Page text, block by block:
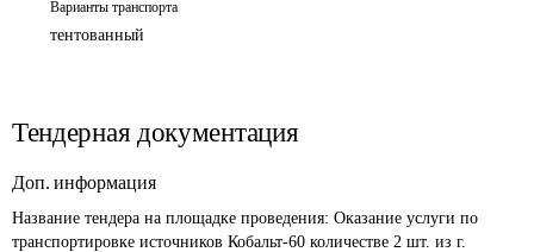
Варианты транспорта
тентованный
Тендерная документация
Доп. информация
Название тендера на площадке проведения: Оказание услуги по
транспортировке источников Кобальт-60 количестве 2 шт. из г.